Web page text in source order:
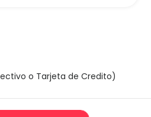
o Tarjeta de Credito)